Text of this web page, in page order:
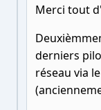
Merci tout
derniers
réseau via